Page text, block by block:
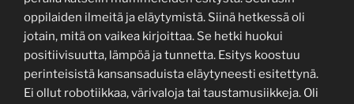
oppilaiden ilmeitä ja eläytymistä. Siinä hetkessä oli
jotain, mitä on vaikea kirjoittaa. Se hetki huokui
positiivisuutta, lämpöä ja tunnetta. Esitys koostuu
perinteisistä kansansaduista eläytyneesti esitettynä.
Ei ollut robotiikkaa, värivaloja tai taustamusiikkeja. Oli